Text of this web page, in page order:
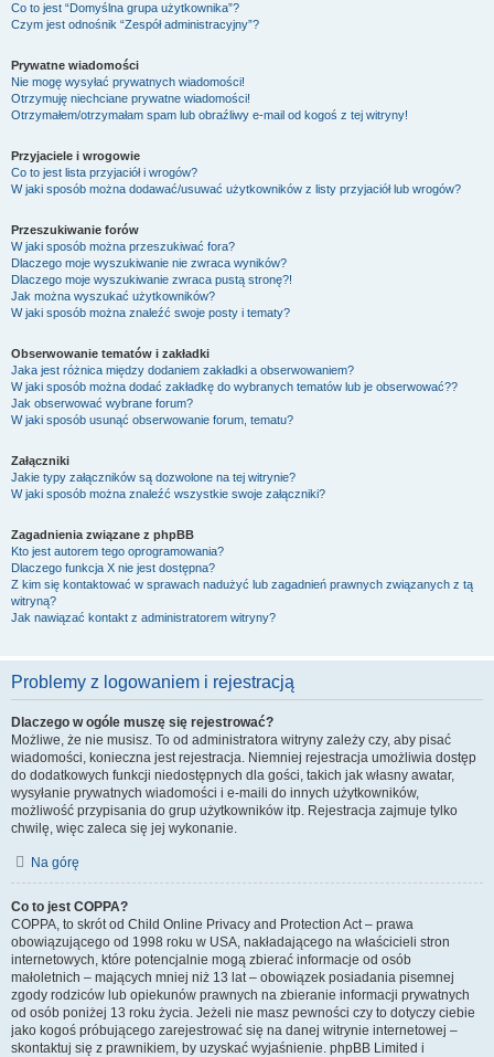
Co to jest “Domyślna grupa użytkownika”?
Czym jest odnośnik “Zespół administracyjny”?
Prywatne wiadomości
Nie mogę wysyłać prywatnych wiadomości!
Otrzymuję niechciane prywatne wiadomości!
Otrzymałem/otrzymałam spam lub obraźliwy e-mail od kogoś z tej witryny!
Przyjaciele i wrogowie
Co to jest lista przyjaciół i wrogów?
W jaki sposób można dodawać/usuwać użytkowników z listy przyjaciół lub wrogów?
Przeszukiwanie forów
W jaki sposób można przeszukiwać fora?
Dlaczego moje wyszukiwanie nie zwraca wyników?
Dlaczego moje wyszukiwanie zwraca pustą stronę?!
Jak można wyszukać użytkowników?
W jaki sposób można znaleźć swoje posty i tematy?
Obserwowanie tematów i zakładki
Jaka jest różnica między dodaniem zakładki a obserwowaniem?
W jaki sposób można dodać zakładkę do wybranych tematów lub je obserwować??
Jak obserwować wybrane forum?
W jaki sposób usunąć obserwowanie forum, tematu?
Załączniki
Jakie typy załączników są dozwolone na tej witrynie?
W jaki sposób można znaleźć wszystkie swoje załączniki?
Zagadnienia związane z phpBB
Kto jest autorem tego oprogramowania?
Dlaczego funkcja X nie jest dostępna?
Z kim się kontaktować w sprawach nadużyć lub zagadnień prawnych związanych z tą
witryną?
Jak nawiązać kontakt z administratorem witryny?
Problemy z logowaniem i rejestracją
Dlaczego w ogóle muszę się rejestrować?
Możliwe, że nie musisz. To od administratora witryny zależy czy, aby pisać
wiadomości, konieczna jest rejestracja. Niemniej rejestracja umożliwia dostęp
do dodatkowych funkcji niedostępnych dla gości, takich jak własny awatar,
wysyłanie prywatnych wiadomości i e-maili do innych użytkowników,
możliwość przypisania do grup użytkowników itp. Rejestracja zajmuje tylko
chwilę, więc zaleca się jej wykonanie.
Na górę
Co to jest COPPA?
COPPA, to skrót od Child Online Privacy and Protection Act – prawa
obowiązującego od 1998 roku w USA, nakładającego na właścicieli stron
internetowych, które potencjalnie mogą zbierać informacje od osób
małoletnich – mających mniej niż 13 lat – obowiązek posiadania pisemnej
zgody rodziców lub opiekunów prawnych na zbieranie informacji prywatnych
od osób poniżej 13 roku życia. Jeżeli nie masz pewności czy to dotyczy ciebie
jako kogoś próbującego zarejestrować się na danej witrynie internetowej –
skontaktuj się z prawnikiem, by uzyskać wyjaśnienie. phpBB Limited i